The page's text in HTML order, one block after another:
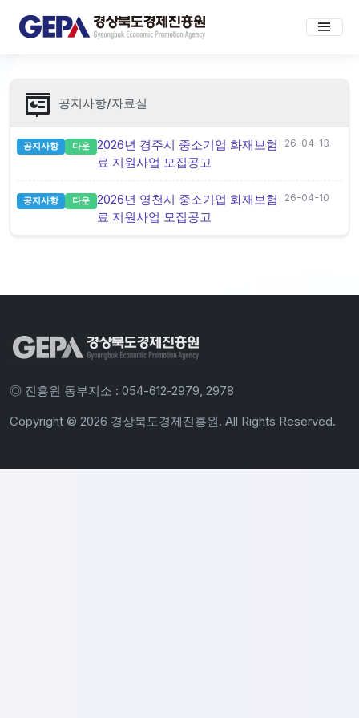
공지사항/자료실
공지사항 다운
2026년 경주시 중소기업 화재보험
료 지원사업 모집공고
26-04-13
공지사항 다운
2026년 영천시 중소기업 화재보험
료 지원사업 모집공고
26-04-10
◎ 진흥원 동부지소 : 054-612-2979, 2978
Copyright © 2026 경상북도경제진흥원. All Rights Reserved.